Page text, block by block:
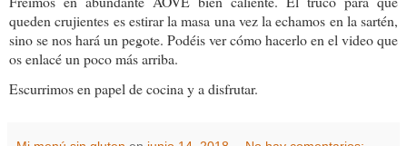
queden crujientes es estirar la masa una vez la echamos en la sartén,
sino se nos hará un pegote. Podéis ver cómo hacerlo en el video que
os enlacé un poco más arriba.
Escurrimos en papel de cocina y a disfrutar.